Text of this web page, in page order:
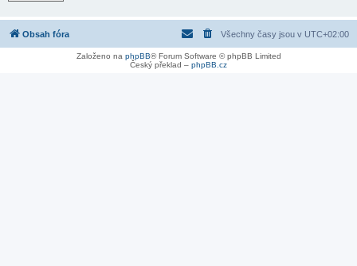
Obsah fóra Všechny časy jsou v UTC+02:00
Založeno na phpBB® Forum Software © phpBB Limited
Český překlad – phpBB.cz